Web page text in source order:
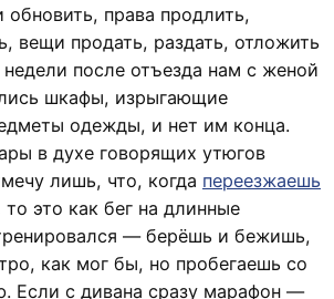
обновить, права продлить,
вещи продать, раздать, отложить
после отъезда нам с женой
шкафы, изрыгающие
одежды, и нет им конца.
в духе говорящих утюгов
лишь, что, когда переезжаешь
то это как бег на длинные
— берёшь и бежишь,
как мог бы, но пробегаешь со
Если с дивана сразу марафон —